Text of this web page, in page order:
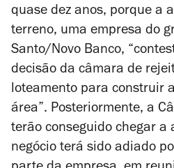
quase dez anos, porque a
terreno, uma empresa do
Santo/Novo Banco,
decisão da câmara de
loteamento para construir
área”. Posteriormente, a
terão conseguido chegar a
negócio terá sido adiado